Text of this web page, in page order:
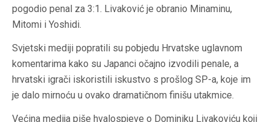
pogodio penal za 3:1. Livaković je obranio Minaminu,
Mitomi i Yoshidi.
Svjetski mediji popratili su pobjedu Hrvatske uglavnom
komentarima kako su Japanci očajno izvodili penale, a
hrvatski igrači iskoristili iskustvo s prošlog SP-a, koje im
je dalo mirnoću u ovako dramatičnom finišu utakmice.
Većina medija piše hvalospjeve o Dominiku Livakoviću koji